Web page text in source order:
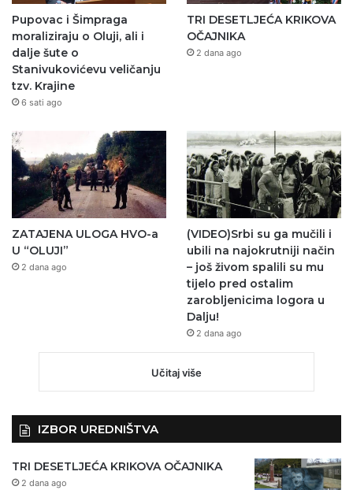
Pupovac i Šimpraga
moraliziraju o Oluji, ali i
dalje šute o
Stanivukovićevu veličanju
tzv. Krajine
6 sati ago
TRI DESETLJEĆA KRIKOVA
OČAJNIKA
2 dana ago
ZATAJENA ULOGA HVO-a
U “OLUJI”
2 dana ago
(VIDEO)Srbi su ga mučili i
ubili na najokrutniji način
– još živom spalili su mu
tijelo pred ostalim
zarobljenicima logora u
Dalju!
2 dana ago
Učitaj više
IZBOR UREDNIŠTVA
TRI DESETLJEĆA KRIKOVA OČAJNIKA
2 dana ago